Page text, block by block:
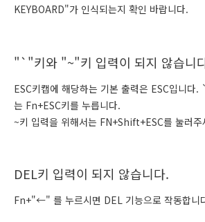
KEYBOARD"가 인식되는지 확인 바랍니다.
"`"키와 "~"키 입력이 되지 않습니
ESC키캡에 해당하는 기본 출력은 ESC입니다.
는 Fn+ESC키를 누릅니다.
~키 입력을 위해서는 FN+Shift+ESC를 눌러주
DEL키 입력이 되지 않습니다.
Fn+"←" 를 누르시면 DEL 기능으로 작동합니